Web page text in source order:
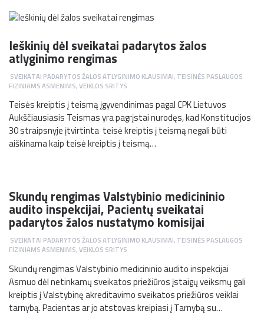
Ieškinių dėl sveikatai padarytos žalos
atlyginimo rengimas
SVEIKATAI PADARYTOS ŽALOS ATLYGINIMO KLAUSIMAI, TEISINĖS PASLAUGOS
FIZINIAMS ASMENIMS,VEIKLOS SRITYS
Teisės kreiptis į teismą įgyvendinimas pagal CPK Lietuvos
Aukščiausiasis Teismas yra pagrįstai nurodęs, kad Konstitucijos
30 straipsnyje įtvirtinta teisė kreiptis į teismą negali būti
aiškinama kaip teisė kreiptis į teismą…
Skundų rengimas Valstybinio medicininio
audito inspekcijai, Pacientų sveikatai
padarytos žalos nustatymo komisijai
SVEIKATAI PADARYTOS ŽALOS ATLYGINIMO KLAUSIMAI, TEISINĖS PASLAUGOS
FIZINIAMS ASMENIMS,VEIKLOS SRITYS
Skundų rengimas Valstybinio medicininio audito inspekcijai
Asmuo dėl netinkamų sveikatos priežiūros įstaigų veiksmų gali
kreiptis į Valstybinę akreditavimo sveikatos priežiūros veiklai
tarnybą. Pacientas ar jo atstovas kreipiasi į Tarnybą su…